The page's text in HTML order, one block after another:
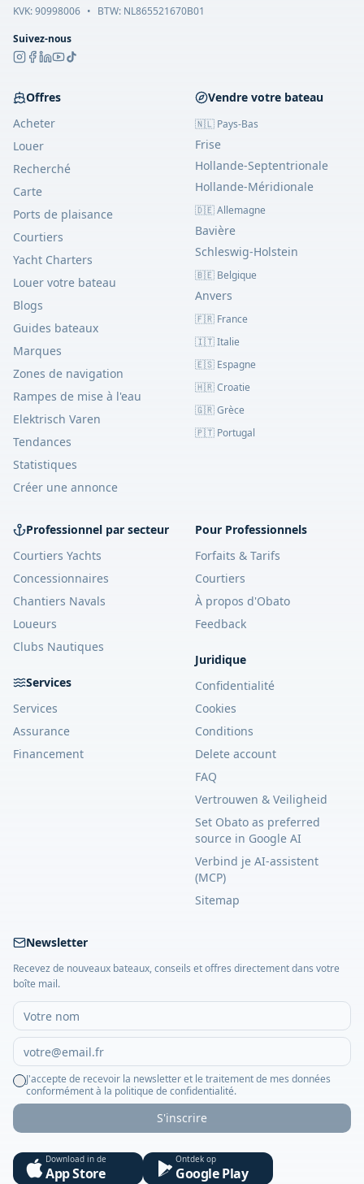
KVK:90998006 • BTW: NL865521670B01
Suivez-nous
Offres
Acheter
Louer
Recherché
Carte
Ports de plaisance
Courtiers
Yacht Charters
Louer votre bateau
Blogs
Guides bateaux
Marques
Zones de navigation
Rampes de mise à l'eau
Elektrisch Varen
Tendances
Statistiques
Créer une annonce
Vendre votre bateau
🇳🇱 Pays-Bas
Frise
Hollande-Septentrionale
Hollande-Méridionale
🇩🇪 Allemagne
Bavière
Schleswig-Holstein
🇧🇪 Belgique
Anvers
🇫🇷 France
🇮🇹 Italie
🇪🇸 Espagne
🇭🇷 Croatie
🇬🇷 Grèce
🇵🇹 Portugal
Professionnel par secteur
Courtiers Yachts
Concessionnaires
Chantiers Navals
Loueurs
Clubs Nautiques
Services
Services
Assurance
Financement
Pour Professionnels
Forfaits & Tarifs
Courtiers
À propos d'Obato
Feedback
Juridique
Confidentialité
Cookies
Conditions
Delete account
FAQ
Vertrouwen & Veiligheid
Set Obato as preferred
source in Google AI
Verbind je AI-assistent
(MCP)
Sitemap
Newsletter
Recevez de nouveaux bateaux, conseils et offres directement dans votre
boîte mail.
J'accepte de recevoir la newsletter et le traitement de mes données
conformément à la politique de confidentialité.
S'inscrire
Download in de
App Store
Ontdek op
Google Play